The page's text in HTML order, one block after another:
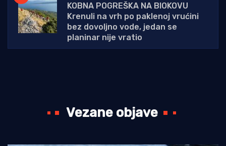
KOBNA POGREŠKA NA BIOKOVU
Krenuli na vrh po paklenoj vrućini
bez dovoljno vode, jedan se
planinar nije vratio
Vezane objave